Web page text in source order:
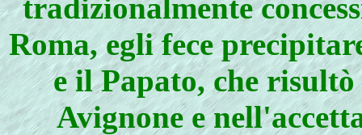
tradizionalmente
Roma, egli fece
e il Papato, che
Avignone e